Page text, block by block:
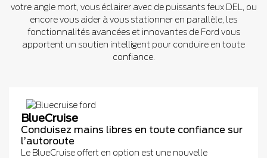
votre angle mort, vous éclairer avec de puissants feux DEL, ou
encore vous aider à vous stationner en parallèle, les
fonctionnalités avancées et innovantes de Ford vous
apportent un soutien intelligent pour conduire en toute
confiance.
BlueCruise
Conduisez mains libres en toute confiance sur
l’autoroute
Le BlueCruise offert en option est une nouvelle